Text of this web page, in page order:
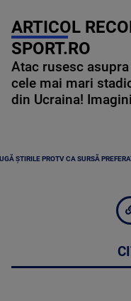
ARTICOL
SPORT.RO
Atac rusesc
cele mai mari
din Ucraina!
ȘTIRILE PROTV CA SURSĂ